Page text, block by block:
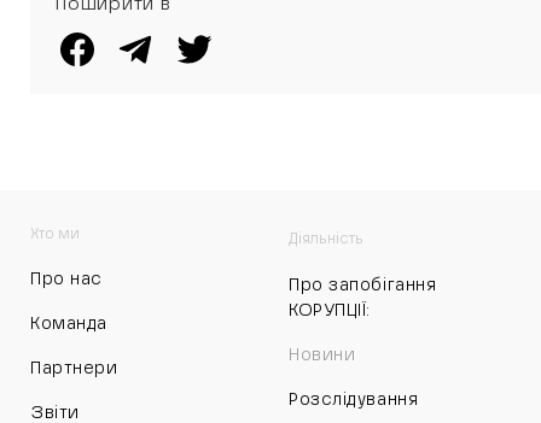
Поширити в
Хто ми
Про нас
Команда
Партнери
Звіти
Діяльність
Про запобігання
КОРУПЦІЇ:
Новини
Розслідування